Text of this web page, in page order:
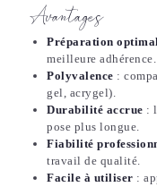
Avantages
Préparation
meilleure adhérence.
Polyvalence :
gel, acrygel).
Durabilité accrue :
pose plus longue.
Fiabilité
travail de qualité.
Facile à utiliser :